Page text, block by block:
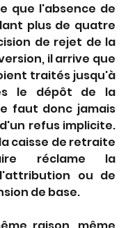
que l'absence de
plus de quatre
de rejet de la
il arrive que
traités jusqu'à
le dépôt de la
faut donc jamais
refus implicite.
caisse de retraite
réclame la
ou de
de base.